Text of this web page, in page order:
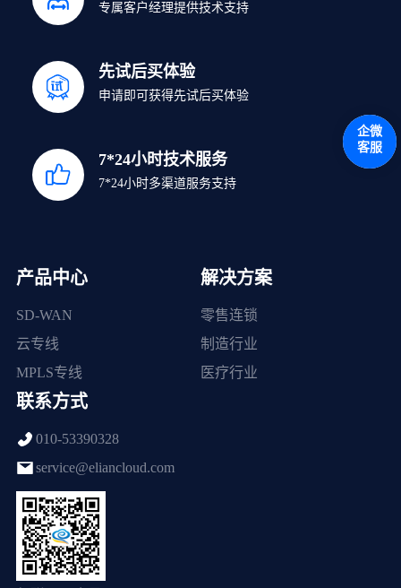
专属客户经理提供技术支持
先试后买体验
申请即可获得先试后买体验
7*24小时技术服务
7*24小时多渠道服务支持
产品中心
SD-WAN
云专线
MPLS专线
解决方案
零售连锁
制造行业
医疗行业
联系方式
010-53390328
service@eliancloud.com
企微
客服